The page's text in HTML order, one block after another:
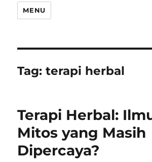
MENU
Tag:terapi herbal
Terapi Herbal:
Mitos yang Masih
Dipercaya?